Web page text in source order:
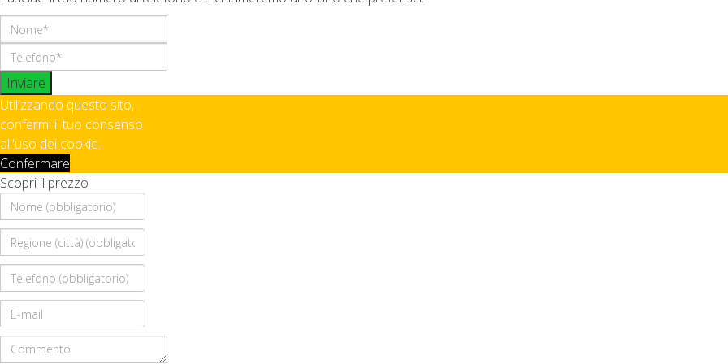
Inviare
Utilizzando questo sito,
confermi il tuo consenso
all'uso dei cookie.
Confermare
Scopri il prezzo